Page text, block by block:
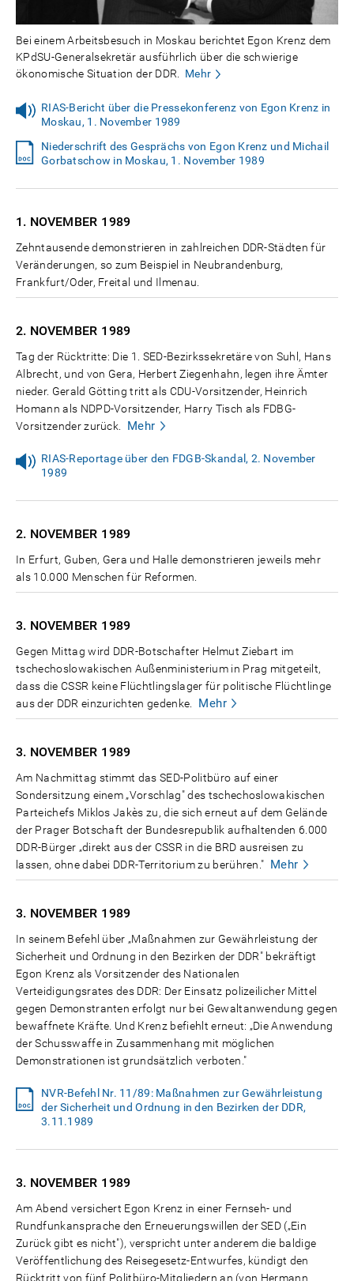
Bei einem Arbeitsbesuch in Moskau berichtet Egon Krenz dem
KPdSU-Generalsekretär ausführlich über die schwierige
ökonomische Situation der DDR.
Mehr
RIAS-Bericht über die Pressekonferenz von Egon Krenz in
Moskau, 1. November 1989
Niederschrift des Gesprächs von Egon Krenz und Michail
Gorbatschow in Moskau, 1. November 1989
1. NOVEMBER 1989
Zehntausende demonstrieren in zahlreichen DDR-Städten für
Veränderungen, so zum Beispiel in Neubrandenburg,
Frankfurt/Oder, Freital und Ilmenau.
2. NOVEMBER 1989
Tag der Rücktritte: Die 1. SED-Bezirkssekretäre von Suhl, Hans
Albrecht, und von Gera, Herbert Ziegenhahn, legen ihre Ämter
nieder. Gerald Götting tritt als CDU-Vorsitzender, Heinrich
Homann als NDPD-Vorsitzender, Harry Tisch als FDBG-
Vorsitzender zurück.
Mehr
RIAS-Reportage über den FDGB-Skandal, 2. November
1989
2. NOVEMBER 1989
In Erfurt, Guben, Gera und Halle demonstrieren jeweils mehr
als 10.000 Menschen für Reformen.
3. NOVEMBER 1989
Gegen Mittag wird DDR-Botschafter Helmut Ziebart im
tschechoslowakischen Außenministerium in Prag mitgeteilt,
dass die CSSR keine Flüchtlingslager für politische Flüchtlinge
aus der DDR einzurichten gedenke.
Mehr
3. NOVEMBER 1989
Am Nachmittag stimmt das SED-Politbüro auf einer
Sondersitzung einem „Vorschlag" des tschechoslowakischen
Parteichefs Miklos Jakès zu, die sich erneut auf dem Gelände
der Prager Botschaft der Bundesrepublik aufhaltenden 6.000
DDR-Bürger „direkt aus der CSSR in die BRD ausreisen zu
lassen, ohne dabei DDR-Territorium zu berühren." Mehr
3. NOVEMBER 1989
In seinem Befehl über „Maßnahmen zur Gewährleistung der
Sicherheit und Ordnung in den Bezirken der DDR" bekräftigt
Egon Krenz als Vorsitzender des Nationalen
Verteidigungsrates des DDR: Der Einsatz polizeilicher Mittel
gegen Demonstranten erfolgt nur bei Gewaltanwendung gegen
bewaffnete Kräfte. Und Krenz befiehlt erneut: „Die Anwendung
der Schusswaffe in Zusammenhang mit möglichen
Demonstrationen ist grundsätzlich verboten."
NVR-Befehl Nr. 11/89: Maßnahmen zur Gewährleistung
der Sicherheit und Ordnung in den Bezirken der DDR,
3.11.1989
3. NOVEMBER 1989
Am Abend versichert Egon Krenz in einer Fernseh- und
Rundfunkansprache den Erneuerungswillen der SED („Ein
Zurück gibt es nicht"), verspricht unter anderem die baldige
Veröffentlichung des Reisegesetz-Entwurfes, kündigt den
Rücktritt von fünf Politbüro-Mitgliedern an (von Hermann